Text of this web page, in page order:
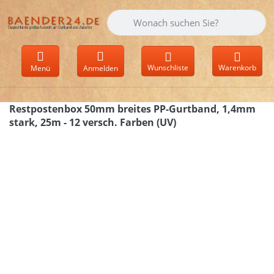
Geben Sie einen Suchbegriff ein.
Menü Anmelden Wunschliste Warenkorb
Restpostenbox 50mm breites PP-Gurtband, 1,4mm
stark, 25m - 12 versch. Farben (UV)